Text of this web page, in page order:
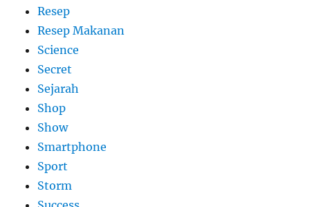
Resep
Resep Makanan
Science
Secret
Sejarah
Shop
Show
Smartphone
Sport
Storm